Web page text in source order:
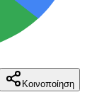
Κοινοποίηση